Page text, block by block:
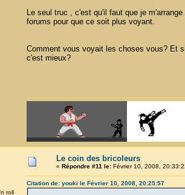
Le seul truc , c'est qu'il faut que je
forums pour que ce soit plus voyant.
Comment vous voyait les choses vous? Et
c'est mieux?
roll
Le coin des bricoleurs
« Répondre #11 le:Février 10, 2008,
Citation de: youki le Février 10, 2008, 20:25:57